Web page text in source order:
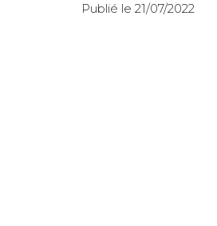
Publié le 21/07/2022